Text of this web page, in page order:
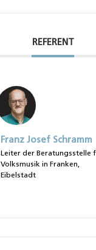
REFERENT
Franz Josef Schramm
Leiter der Beratungsstelle
Volksmusik in Franken,
Eibelstadt